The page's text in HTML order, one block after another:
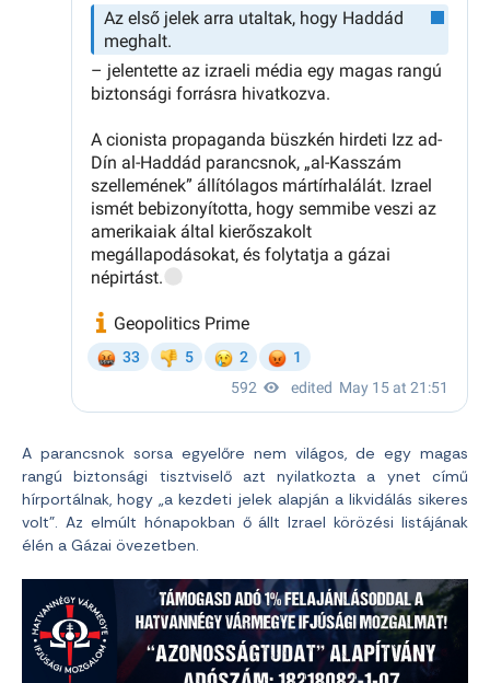
A parancsnok sorsa egyelőre nem világos, de egy magas
rangú biztonsági tisztviselő azt nyilatkozta a ynet című
hírportálnak, hogy „a kezdeti jelek alapján a likvidálás sikeres
volt”. Az elmúlt hónapokban ő állt Izrael körözési listájának
élén a Gázai övezetben.